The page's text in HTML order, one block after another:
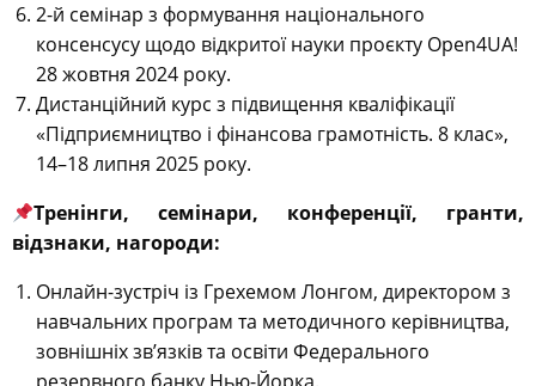
2-й семінар з формування національного
консенсусу щодо відкритої науки проєкту Open4UA!
28 жовтня 2024 року.
Дистанційний курс з підвищення кваліфікації
«Підприємництво і фінансова грамотність. 8 клас»,
14–18 липня 2025 року.
Тренінги, семінари, конференції, гранти,
відзнаки, нагороди:
Онлайн-зустріч із Грехемом Лонгом, директором з
навчальних програм та методичного керівництва,
зовнішніх зв’язків та освіти Федерального